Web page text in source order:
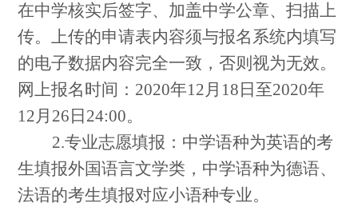
在中学核实后签字、加盖中学公章、扫描上
传。上传的申请表内容须与报名系统内填写
的电子数据内容完全一致，否则视为无效。
网上报名时间： 2020年12月 18 日至2020年
12月 26 日 24:00。
2.专业志愿填报：中学语种为英语的考
生填报外国语言文学类，中学语种为德语、
法语的考生填报对应小语种专业。